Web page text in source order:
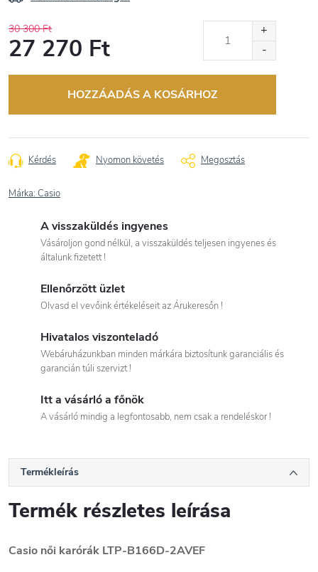
30 300 Ft
27 270 Ft
HOZZÁADÁS A KOSÁRHOZ
Kérdés Nyomon követés Megosztás
Márka: Casio
A visszaküldés ingyenes
Vásároljon gond nélkül, a visszaküldés teljesen ingyenes és
általunk fizetett !
Ellenőrzött üzlet
Olvasd el vevőink értékeléseit az Árukeresőn !
Hivatalos viszonteladó
Webáruházunkban minden márkára biztosítunk garanciális és
garancián túli szervizt !
Itt a vásárló a főnök
A vásárló mindig a legfontosabb, nem csak a rendeléskor !
Termékleírás
Termék részletes leírása
Casio női karórák LTP-B166D-2AVEF